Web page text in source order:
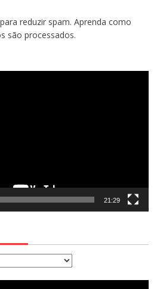
reduzir spam. Aprenda como
são processados.
21:29